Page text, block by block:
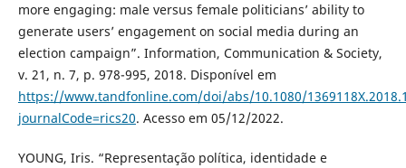
more engaging: male versus female politicians’ ability to
generate users’ engagement on social media during an
election campaign”. Information, Communication & Society,
v. 21, n. 7, p. 978-995, 2018. Disponível em
https://www.tandfonline.com/doi/abs/10.1080/
journalCode=rics20. Acesso em 05/12/2022.
YOUNG, Iris. “Representação política, identidade e